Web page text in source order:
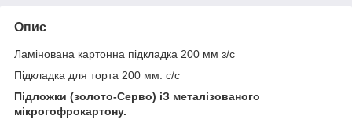
Опис
Ламінована картонна підкладка 200 мм з/с
Підкладка для торта 200 мм. с/с
Підложки (золото-Серво) іЗ металізованого
мікрогофрокартону.